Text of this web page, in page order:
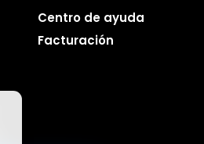
Centro de ayuda
Facturación